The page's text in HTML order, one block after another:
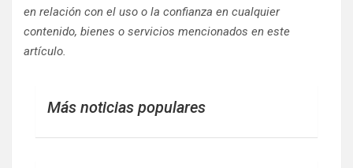
en relación con el uso o la confianza en cualquier
contenido, bienes o servicios mencionados en este
artículo.
Más noticias populares